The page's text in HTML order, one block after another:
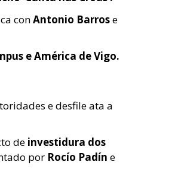
conAntonio Barrose
e América de Vigo.
e desfile ata a
de investidura dos
por Rocío Padín e